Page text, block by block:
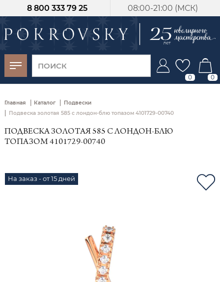
08:00-21:00 (МСК)
8 800 333 79 25
0 0
Главная | Каталог | Подвески
| Подвеска золотая 585 с лондон‑блю топазом 4101729-00740
ПОДВЕСКА ЗОЛОТАЯ 585 С ЛОНДОН‑БЛЮ
ТОПАЗОМ 4101729-00740
На заказ - от 15 дней
-30%
от 15 дней с
момента оплаты